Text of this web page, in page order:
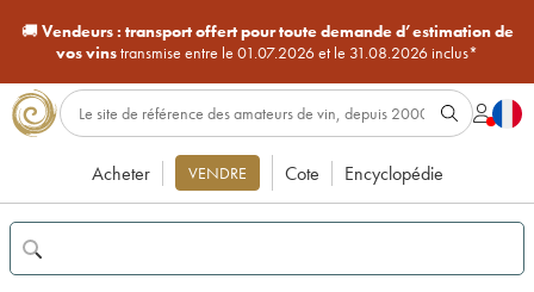
🚚Vendeurs : transport offert pour toute demande d’estimation de
vos vinstransmise entre le 01.07.2026 et le 31.08.2026 inclus*
Acheter VENDRE Cote Encyclopédie